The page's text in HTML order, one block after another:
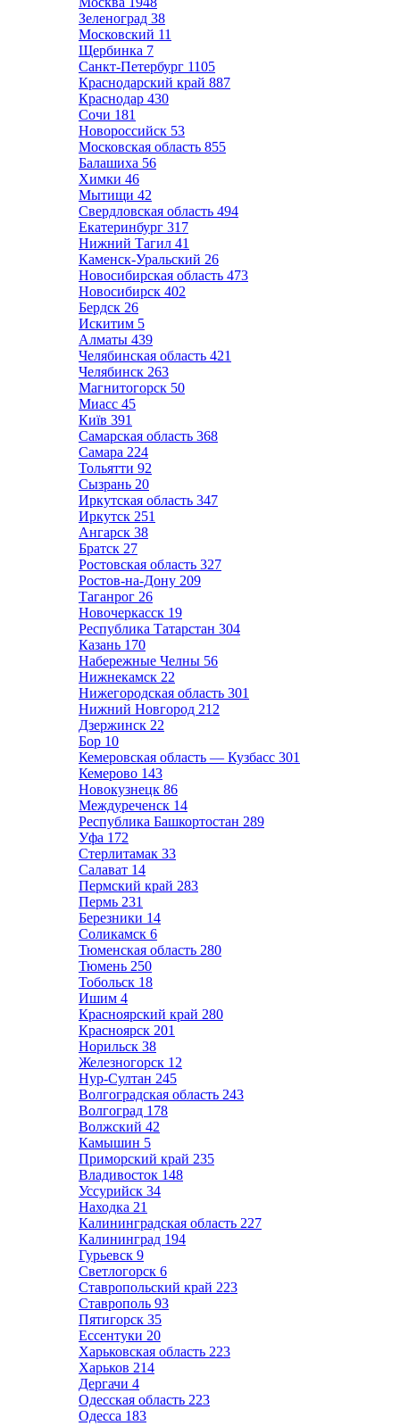
Зеленоград 38
Московский 11
Щербинка 7
Санкт-Петербург 1105
Краснодарский край 887
Краснодар 430
Сочи 181
Новороссийск 53
Московская область 855
Балашиха 56
Химки 46
Мытищи 42
Свердловская область 494
Екатеринбург 317
Нижний Тагил 41
Каменск-Уральский 26
Новосибирская область 473
Новосибирск 402
Бердск 26
Искитим 5
Алматы 439
Челябинская область 421
Челябинск 263
Магнитогорск 50
Миасс 45
Київ 391
Самарская область 368
Самара 224
Тольятти 92
Сызрань 20
Иркутская область 347
Иркутск 251
Ангарск 38
Братск 27
Ростовская область 327
Ростов-на-Дону 209
Таганрог 26
Новочеркасск 19
Республика Татарстан 304
Казань 170
Набережные Челны 56
Нижнекамск 22
Нижегородская область 301
Нижний Новгород 212
Дзержинск 22
Бор 10
Кемеровская область — Кузбасс 301
Кемерово 143
Новокузнецк 86
Междуреченск 14
Республика Башкортостан 289
Уфа 172
Стерлитамак 33
Салават 14
Пермский край 283
Пермь 231
Березники 14
Соликамск 6
Тюменская область 280
Тюмень 250
Тобольск 18
Ишим 4
Красноярский край 280
Красноярск 201
Норильск 38
Железногорск 12
Нур-Султан 245
Волгоградская область 243
Волгоград 178
Волжский 42
Камышин 5
Приморский край 235
Владивосток 148
Уссурийск 34
Находка 21
Калининградская область 227
Калининград 194
Гурьевск 9
Светлогорск 6
Ставропольский край 223
Ставрополь 93
Пятигорск 35
Ессентуки 20
Харьковская область 223
Харьков 214
Дергачи 4
Одесская область 223
Одесса 183